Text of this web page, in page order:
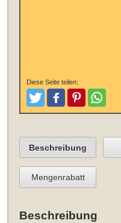
Diese Seite teilen:
TweetenPostenPinterestTeilen
Beschreibung
Mengenrabatt
Beschreibung